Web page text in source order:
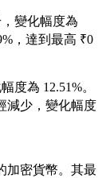
變化幅度為
，達到最高 ₹0
度為 12.51%。
減少，變化幅度
加密貨幣。其最